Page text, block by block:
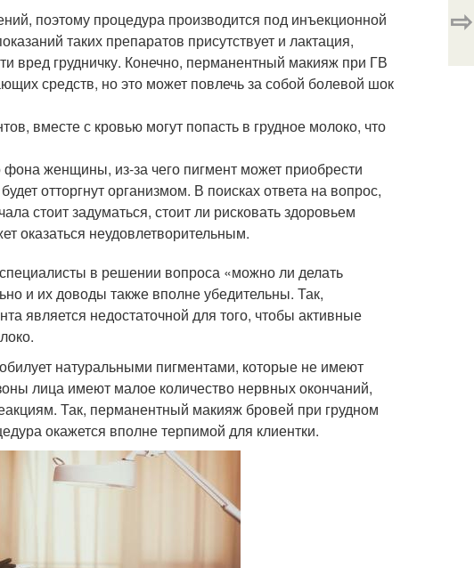
поэтому процедура производится под инъекционной
таких препаратов присутствует и лактация,
вред грудничку. Конечно, перманентный макияж при ГВ
средств, но это может повлечь за собой болевой шок
вместе с кровью могут попасть в грудное молоко, что
женщины, из-за чего пигмент может приобрести
отторгнут организмом. В поисках ответа на вопрос,
стоит задуматься, стоит ли рисковать здоровьем
оказаться неудовлетворительным.
в решении вопроса «можно ли делать
и их доводы также вполне убедительны. Так,
является недостаточной для того, чтобы активные
натуральными пигментами, которые не имеют
лица имеют малое количество нервных окончаний,
Так, перманентный макияж бровей при грудном
окажется вполне терпимой для клиентки.
⇨